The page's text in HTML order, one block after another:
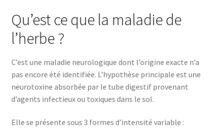
Qu’est ce que la maladie de
l’herbe ?
C’est une maladie neurologique dont l’origine exacte n’a
pas encore été identifiée. L’hypothèse principale est une
neurotoxine absorbée par le tube digestif provenant
d’agents infectieux ou toxiques dans le sol.
Elle se présente sous 3 formes d’intensité variable :